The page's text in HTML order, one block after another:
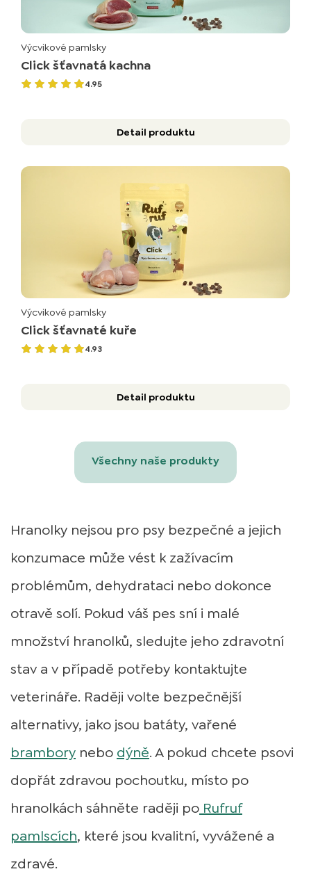
Výcvikové pamlsky
Click šťavnatá kachna
4.95
Detail produktu
Výcvikové pamlsky
Click šťavnaté kuře
4.93
Detail produktu
Všechny naše produkty
Hranolky nejsou pro psy bezpečné a jejich
konzumace může vést k zažívacím
problémům, dehydrataci nebo dokonce
otravě solí. Pokud váš pes sní i malé
množství hranolků, sledujte jeho zdravotní
stav a v případě potřeby kontaktujte
veterináře. Raději volte bezpečnější
alternativy, jako jsou batáty, vařené
brambory nebo dýně. A pokud chcete psovi
dopřát zdravou pochoutku, místo po
hranolkách sáhněte raději po Rufruf
pamlscích, které jsou kvalitní, vyvážené a
zdravé.